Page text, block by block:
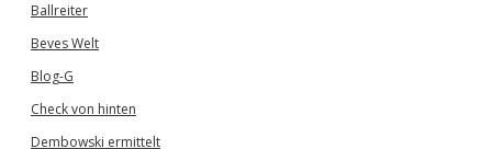
Ballreiter
Beves Welt
Blog-G
Check von hinten
Dembowski ermittelt